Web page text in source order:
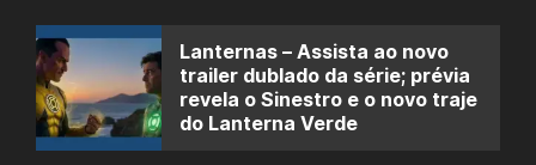
Lanternas – Assista ao novo
trailer dublado da série; prévia
revela o Sinestro e o novo traje
do Lanterna Verde